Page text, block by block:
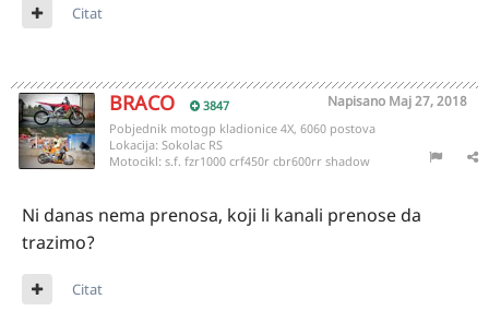
Citat
BRACO 3847 Napisano Maj 27, 2018
Pobjednik motogp kladionice 4X, 6060 postova
Lokacija: Sokolac RS
Motocikl: s.f. fzr1000 crf450r cbr600rr shadow
Ni danas nema prenosa, koji li kanali prenose da
trazimo?
Citat